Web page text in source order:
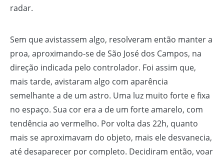
radar.
Sem que avistassem algo, resolveram então manter a
proa, aproximando-se de São José dos Campos, na
direção indicada pelo controlador. Foi assim que,
mais tarde, avistaram algo com aparência
semelhante a de um astro. Uma luz muito forte e fixa
no espaço. Sua cor era a de um forte amarelo, com
tendência ao vermelho. Por volta das 22h, quanto
mais se aproximavam do objeto, mais ele desvanecia,
até desaparecer por completo. Decidiram então, voar